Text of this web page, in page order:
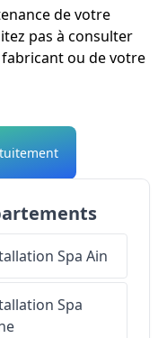
de votre
pas à consulter
ou de votre
Spa Ain
Spa